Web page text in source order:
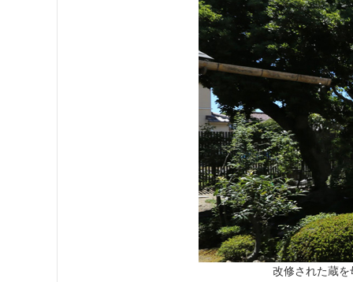
改修された蔵